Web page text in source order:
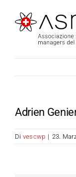
contenuto
Adrien
Di vescwp | 23.